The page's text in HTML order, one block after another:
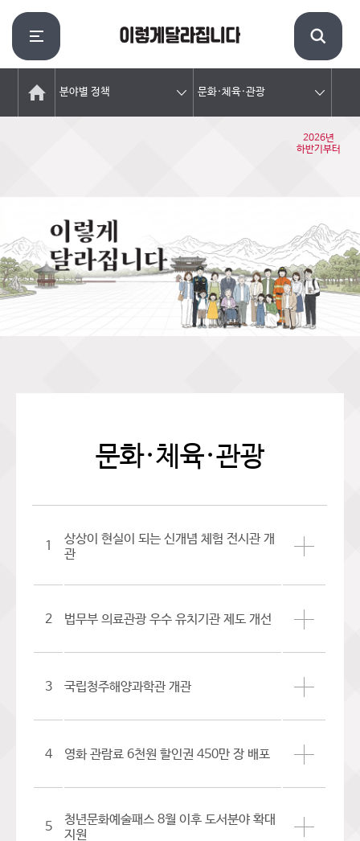
분야별 정책 문화·체육·관광
2026년
하반기부터
문화·체육·관광
1
상상이 현실이 되는 신개념 체험 전시관 개
관
2 법무부 의료관광 우수 유치기관 제도 개선
3 국립청주해양과학관 개관
4 영화 관람료 6천원 할인권 450만 장 배포
5
청년문화예술패스 8월 이후 도서분야 확대
지원